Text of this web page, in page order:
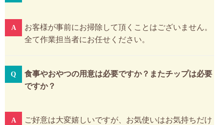
お客様が事前にお掃除して頂くことはございません。
全て作業担当者にお任せください。
食事やおやつの用意は必要ですか？またチップは必要
ですか？
ご好意は大変嬉しいですが、お気使いはお気持ちだけ